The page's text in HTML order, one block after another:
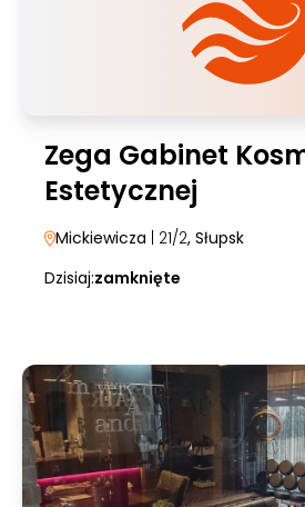
Zega Gabinet
Estetycznej
Mickiewicza | 21/2, Słupsk
Dzisiaj:zamknięte